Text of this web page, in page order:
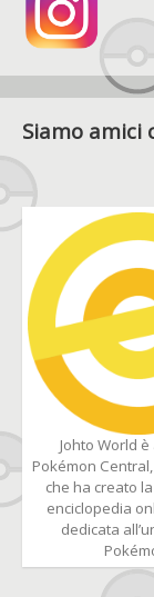
Siamo amici
Johto World
Pokémon
che ha creato
enciclopedia
dedicata